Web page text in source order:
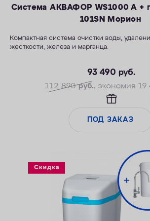
Система АКВАФОР WS1000 A +
101SN Морион
Компактная система очистки воды,
жесткости, железа и марганца.
—Максимальное значение ПМО: до 10 мг
—Максимальная удаляемая жесткость — 24
—Максимальная удаляемая концентрация
—Максимальная удаляемая концентрация
—Объем воды/соли на регенерацию от 66 л/
93 490 руб.
112 890руб., экономия 19
ПОД ЗАКАЗ
Скидка